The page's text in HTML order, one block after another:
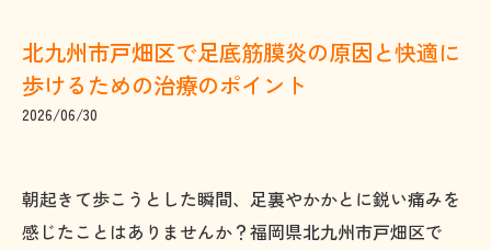
北九州市戸畑区で足底筋膜炎の原因と快適に
歩けるための治療のポイント
2026/06/30
朝起きて歩こうとした瞬間、足裏やかかとに鋭い痛みを
感じたことはありませんか？福岡県北九州市戸畑区で